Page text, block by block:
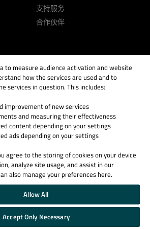
支持服务
合作伙伴
Oy and its global subsidiaries and affiliates.
to measure audience activation and website
how the services are used and to
services in question. This includes:
improvement of new services
and measuring their effectiveness
content depending on your settings
ads depending on your settings
agree to the storing of cookies on your device
analyze site usage, and assist in our
also manage your preferences here.
Allow All
Accept Only Necessary